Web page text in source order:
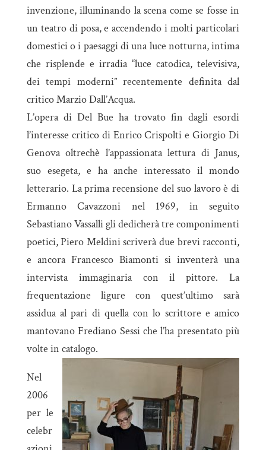
invenzione, illuminando la scena come se fosse in
un teatro di posa, e accendendo i molti particolari
domestici o i paesaggi di una luce notturna, intima
che risplende e irradia “luce catodica, televisiva,
dei tempi moderni” recentemente definita dal
critico Marzio Dall’Acqua.
L’opera di Del Bue ha trovato fin dagli esordi
l’interesse critico di Enrico Crispolti e Giorgio Di
Genova oltrechè l’appassionata lettura di Janus,
suo esegeta, e ha anche interessato il mondo
letterario. La prima recensione del suo lavoro è di
Ermanno Cavazzoni nel 1969, in seguito
Sebastiano Vassalli gli dedicherà tre componimenti
poetici, Piero Meldini scriverà due brevi racconti,
e ancora Francesco Biamonti si inventerà una
intervista immaginaria con il pittore. La
frequentazione ligure con quest’ultimo sarà
assidua al pari di quella con lo scrittore e amico
mantovano Frediano Sessi che l’ha presentato più
volte in catalogo.
Nel
2006
per le
celebr